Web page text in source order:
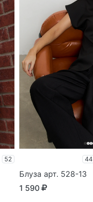
52 44
Блуза арт. 528-13
1 590